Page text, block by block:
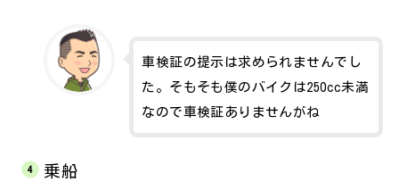
車検証の提示は求められませんでし
た。そもそも僕のバイクは250cc未満
なので車検証ありませんがね
乗船